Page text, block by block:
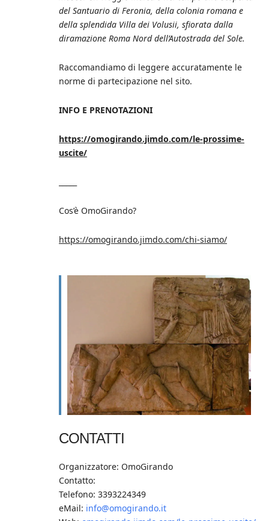
del Santuario di Feronia, della colonia romana e
della splendida Villa dei Volusii, sfiorata dalla
diramazione Roma Nord dell’Autostrada del Sole.
Raccomandiamo di leggere accuratamente le
norme di partecipazione nel sito.
INFO E PRENOTAZIONI
https://omogirando.jimdo.com/le-prossime-
uscite/
Cos’è OmoGirando?
https://omogirando.jimdo.com/chi-siamo/
CONTATTI
Organizzatore: OmoGirando
Contatto:
Telefono: 3393224349
eMail: info@omogirando.it